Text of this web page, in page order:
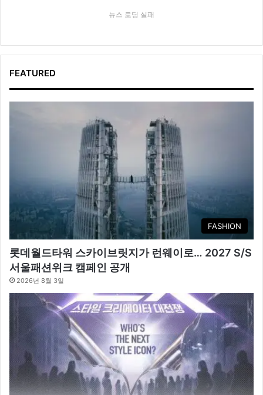
뉴스 로딩 실패
FEATURED
FASHION
롯데월드타워 스카이브릿지가 런웨이로… 2027 S/S
서울패션위크 캠페인 공개
2026년 8월 3일